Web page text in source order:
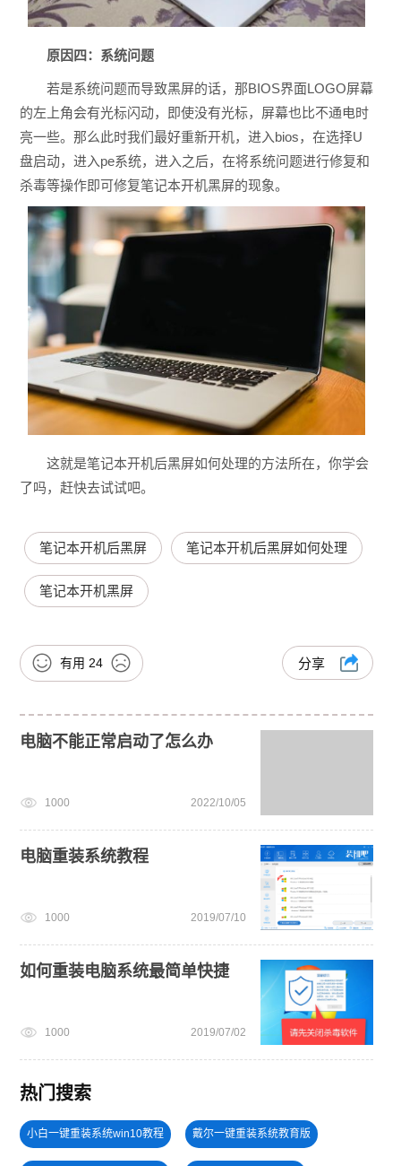
原因四：系统问题
若是系统问题而导致黑屏的话，那BIOS界面LOGO屏幕
的左上角会有光标闪动，即使没有光标，屏幕也比不通电时
亮一些。那么此时我们最好重新开机，进入bios，在选择U
盘启动，进入pe系统，进入之后，在将系统问题进行修复和
杀毒等操作即可修复笔记本开机黑屏的现象。
这就是笔记本开机后黑屏如何处理的方法所在，你学会
了吗，赶快去试试吧。
笔记本开机后黑屏 笔记本开机后黑屏如何处理
笔记本开机黑屏
有用 24 分享
电脑不能正常启动了怎么办
1000 2022/10/05
电脑重装系统教程
1000 2019/07/10
如何重装电脑系统最简单快捷
1000 2019/07/02
热门搜索
小白一键重装系统win10教程 戴尔一键重装系统教育版